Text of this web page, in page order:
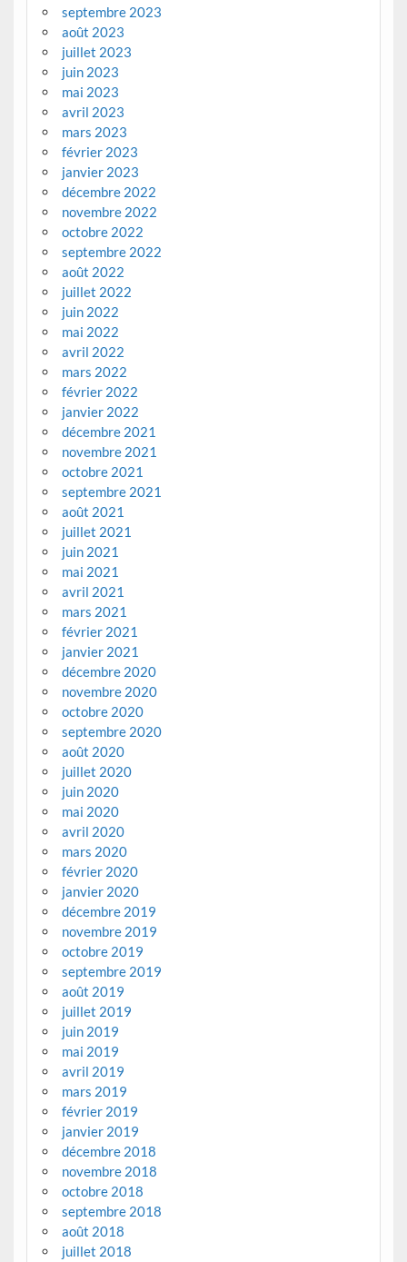
septembre 2023
août 2023
juillet 2023
juin 2023
mai 2023
avril 2023
mars 2023
février 2023
janvier 2023
décembre 2022
novembre 2022
octobre 2022
septembre 2022
août 2022
juillet 2022
juin 2022
mai 2022
avril 2022
mars 2022
février 2022
janvier 2022
décembre 2021
novembre 2021
octobre 2021
septembre 2021
août 2021
juillet 2021
juin 2021
mai 2021
avril 2021
mars 2021
février 2021
janvier 2021
décembre 2020
novembre 2020
octobre 2020
septembre 2020
août 2020
juillet 2020
juin 2020
mai 2020
avril 2020
mars 2020
février 2020
janvier 2020
décembre 2019
novembre 2019
octobre 2019
septembre 2019
août 2019
juillet 2019
juin 2019
mai 2019
avril 2019
mars 2019
février 2019
janvier 2019
décembre 2018
novembre 2018
octobre 2018
septembre 2018
août 2018
juillet 2018